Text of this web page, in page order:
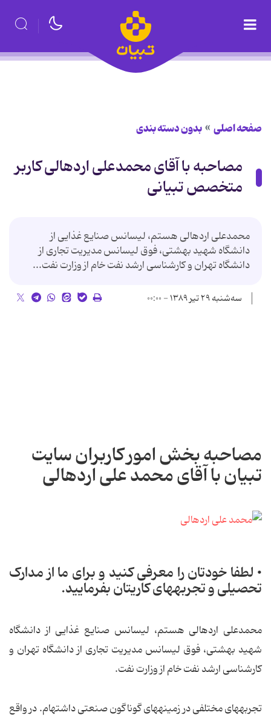
صفحه اصلی بدون دسته بندی
مصاحبه با آقای محمدعلی اردهالی کاربر
متخصص تبیانی
محمدعلی اردهالی هستم، لیسانس صنایع غذایی از
دانشگاه شهید بهشتی، فوق لیسانس مدیریت تجاری از
دانشگاه تهران و کارشناسی ارشد نفت خام از وزارت نفت...
سه‌شنبه ۲۹ تیر ۱۳۸۹ - ۰۰:۰۰
مصاحبه بخش امور کاربران سایت
تبیان با آقای محمد علی اردهالی
• لطفا خودتان را معرفی کنید و برای ما از مدارک
تحصیلی و تجربه‏های کاری‏تان بفرمایید.
محمدعلی اردهالی هستم، لیسانس صنایع غذایی از دانشگاه
شهید بهشتی، فوق لیسانس مدیریت تجاری از دانشگاه تهران و
کارشناسی ارشد نفت خام از وزارت نفت.
تجربه‏های مختلفی در زمینه‏های گوناگون صنعتی داشته‏ام. در واقع